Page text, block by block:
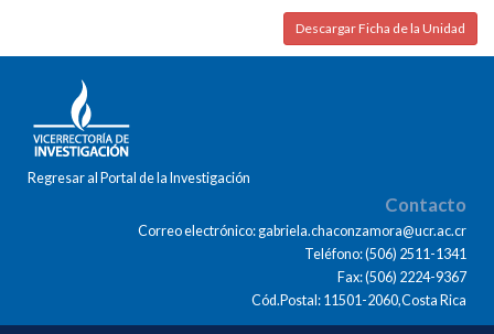
Descargar Ficha de la Unidad
Regresar al Portal de la Investigación
Contacto
Correo electrónico: gabriela.chaconzamora@ucr.ac.cr
Teléfono: (506) 2511-1341
Fax: (506) 2224-9367
Cód.Postal: 11501-2060,Costa Rica